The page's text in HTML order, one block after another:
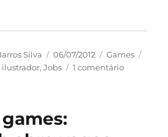
Silva
Publicado
em
06/07/2012 Categorias
Games
ilustrador,Jobs 1 comentárioem